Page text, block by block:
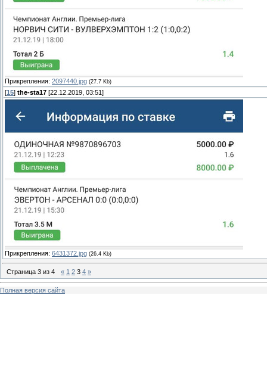
Прикрепления: 2097440.jpg (27.7 Kb)
[15] the-sta17 [22.12.2019, 03:51]
Прикрепления: 6431372.jpg (26.4 Kb)
Страница 3 из 4 « 1 2 3 4 »
Полная версия сайта